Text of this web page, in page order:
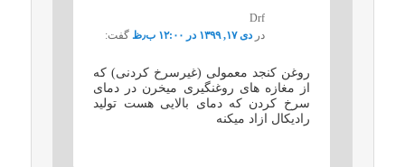
Drf
دردی ۱۷, ۱۳۹۹ در ۱۲:۰۰ ب٫ظ گفت:
روغن کنجد معمولی (غیرسرخ کردنی) که
از مغازه های روغنگیری میخرن در دمای
سرخ کردن که دمای بالایی هست تولید
رادیکال ازاد میکنه